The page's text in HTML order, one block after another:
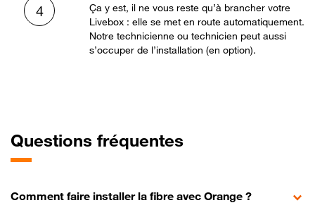
4
Ça y est, il ne vous reste qu’à brancher votre
Livebox : elle se met en route automatiquement.
Notre technicienne ou technicien peut aussi
s’occuper de l’installation (en option).
Questions fréquentes
Comment faire installer la fibre avec Orange ?